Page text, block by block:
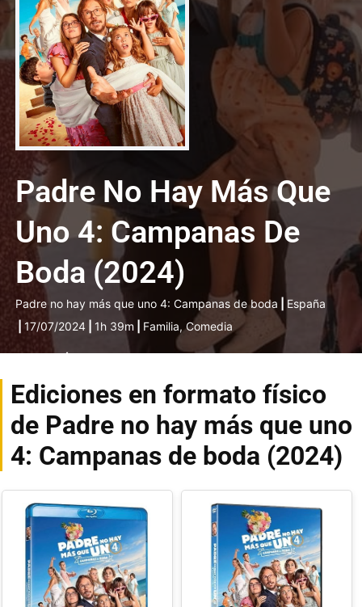
Padre No Hay Más Que
Uno 4: Campanas De
Boda (2024)
Padre no hay más que uno 4: Campanas de boda
España
17/07/2024 1h 39m Familia, Comedia
Ediciones en formato físico
de Padre no hay más que uno
4: Campanas de boda (2024)